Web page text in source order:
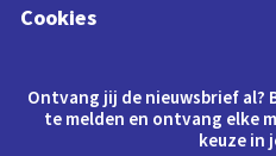
Cookies
Ontvang jij de nieuwsbrief al?
te melden en ontvang elke
keuze in